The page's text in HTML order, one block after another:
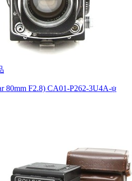
80mm F2.8) CA01-P262-3U4A-ψ